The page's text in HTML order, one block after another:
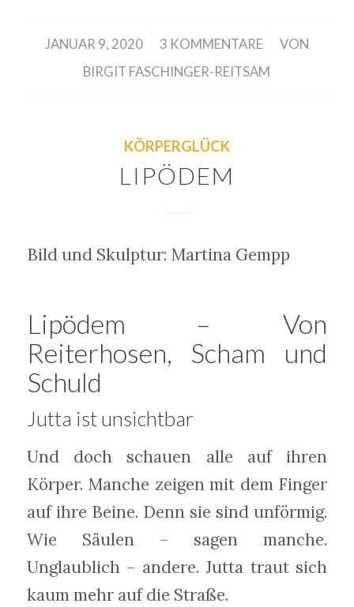
JANUAR 9, 2020
/ 3 KOMMENTARE
/
VON
BIRGIT FASCHINGER-REITSAM
KÖRPERGLÜCK
LIPÖDEM
Bild und Skulptur: Martina Gempp
Lipödem – Von
Reiterhosen, Scham und
Schuld
Jutta ist unsichtbar
Und doch schauen alle auf ihren
Körper. Manche zeigen mit dem Finger
auf ihre Beine. Denn sie sind unförmig.
Wie Säulen – sagen manche.
Unglaublich – andere. Jutta traut sich
kaum mehr auf die Straße.